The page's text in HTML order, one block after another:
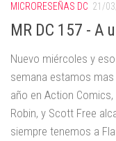
MICRORESEÑAS DC 21/
MR DC 157 - A
Nuevo miércoles y
semana estamos
año en Action
Robin, y Scott Free
siempre tenemos a